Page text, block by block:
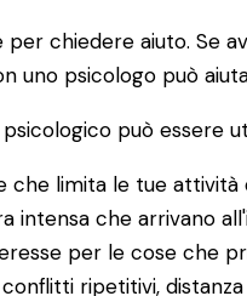
chiedere aiuto. Se
uno psicologo può
può essere
che limita le tue attività
intensa che arrivano
per le cose che
conflitti ripetitivi,